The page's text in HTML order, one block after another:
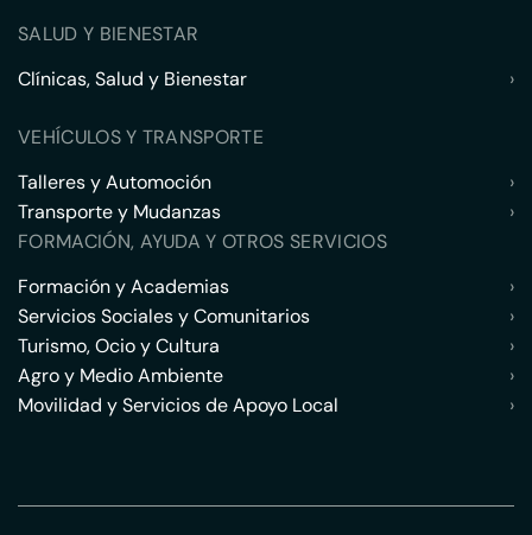
SALUD Y BIENESTAR
Clínicas, Salud y Bienestar
›
VEHÍCULOS Y TRANSPORTE
Talleres y Automoción
›
Transporte y Mudanzas
›
FORMACIÓN, AYUDA Y OTROS SERVICIOS
Formación y Academias
›
Servicios Sociales y Comunitarios
›
Turismo, Ocio y Cultura
›
Agro y Medio Ambiente
›
Movilidad y Servicios de Apoyo Local
›